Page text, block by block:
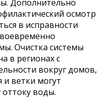
Дополнительно
осмотр
в исправности
Очистка системы
в регионах с
вокруг домов,
и ветки могут
воды.